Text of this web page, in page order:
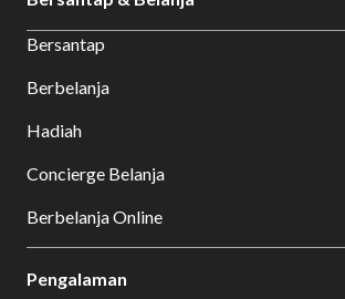
Bersantap
Berbelanja
Hadiah
Concierge Belanja
Berbelanja Online
Pengalaman